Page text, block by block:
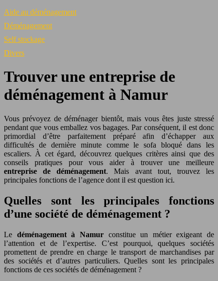
Aide au déménagement
Déménagement
Self stockage
Divers
Trouver une entreprise de
déménagement à Namur
Vous prévoyez de déménager bientôt, mais vous êtes juste stressé
pendant que vous emballez vos bagages. Par conséquent, il est donc
primordial d’être parfaitement préparé afin d’échapper aux
difficultés de dernière minute comme le sofa bloqué dans les
escaliers. À cet égard, découvrez quelques critères ainsi que des
conseils pratiques pour vous aider à trouver une meilleure
entreprise de déménagement. Mais avant tout, trouvez les
principales fonctions de l’agence dont il est question ici.
Quelles sont les principales fonctions
d’une société de déménagement ?
Le déménagement à Namurconstitue un métier exigeant de
l’attention et de l’expertise. C’est pourquoi, quelques sociétés
promettent de prendre en charge le transport de marchandises par
des sociétés et d’autres particuliers. Quelles sont les principales
fonctions de ces sociétés de déménagement ?